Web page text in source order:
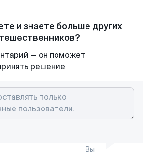
и знаете больше других
— он поможет
решение
Вы